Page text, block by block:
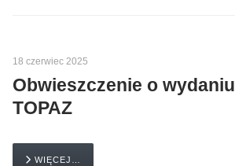
18 czerwiec 2025
Obwieszczenie o
TOPAZ
WIĘCEJ…